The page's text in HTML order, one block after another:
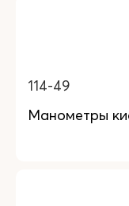
114-49
Манометры